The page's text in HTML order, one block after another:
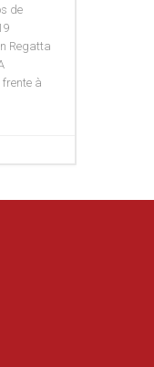
de
Regatta
à